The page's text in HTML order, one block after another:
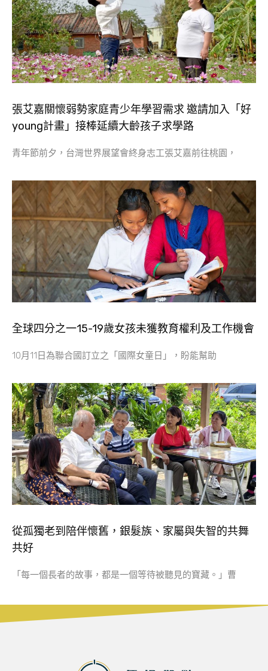
張艾嘉關懷弱勢家庭青少年學習需求 邀請加入「好
young計畫」接棒延續大齡孩子求學路
青年節前夕，台灣世界展望會終身志工張艾嘉前往桃園，
全球四分之一15-19歲女孩未獲教育權利及工作機會
10月11日為聯合國訂立之「國際女童日」，盼能幫助
從孤獨老到陪伴懷舊，銀髮族、家屬與失智的共舞
共好
「每一個長者的故事，都是一個等待被聽見的寶藏。」曹